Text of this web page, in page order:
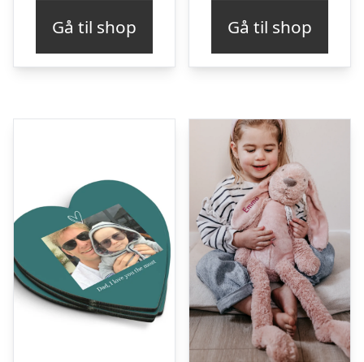
kr. 119,00.kr. 107,00.
Gå til shop Gå til shop